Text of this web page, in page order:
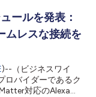
リオについてもご
リーズのチップセ
化されたコンパクト
グルアンテナ構成
スト効率に優れた
ダウンリンク
サービス向けオプシ
ールを発表：
ムレスな接続を
)--（ビジネスワイ
ロバイダーであるク
対応のAlexa